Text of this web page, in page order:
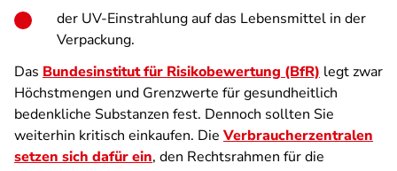
der UV-Einstrahlung auf das Lebensmittel in der
Verpackung.
Das Bundesinstitut für Risikobewertung (BfR) legt zwar
Höchstmengen und Grenzwerte für gesundheitlich
bedenkliche Substanzen fest. Dennoch sollten Sie
weiterhin kritisch einkaufen. Die Verbraucherzentralen
setzen sich dafür ein, den Rechtsrahmen für die